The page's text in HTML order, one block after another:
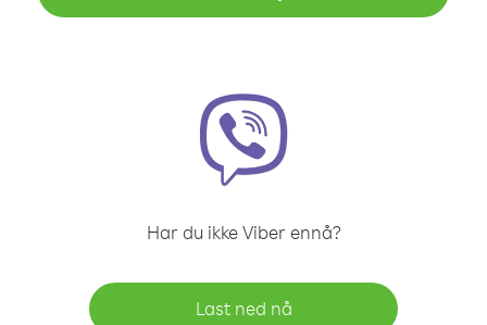
Har du ikke Viber ennå?
Last ned nå